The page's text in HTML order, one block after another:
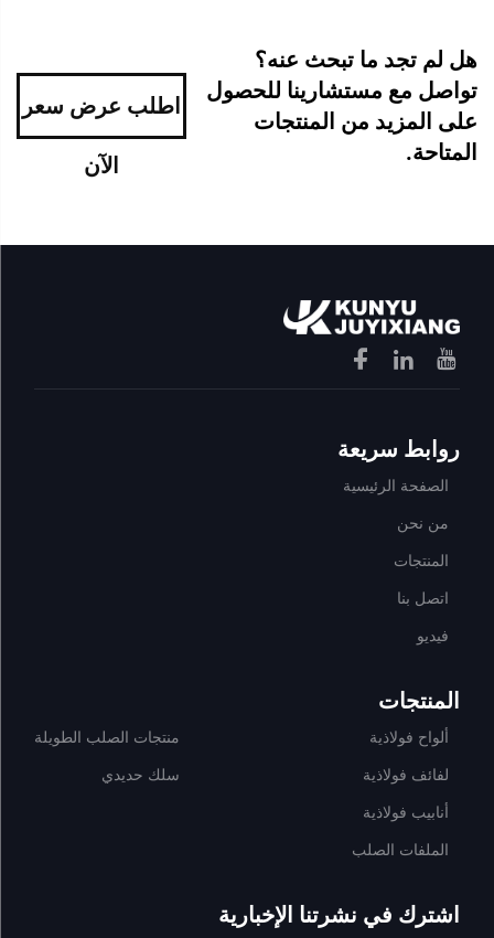
هل لم تجد ما تبحث عنه؟
تواصل مع مستشارينا للحصول
على المزيد من المنتجات
المتاحة.
اطلب عرض سعر
الآن
روابط سريعة
الصفحة الرئيسية
من نحن
المنتجات
اتصل بنا
فيديو
المنتجات
ألواح فولاذية
لفائف فولاذية
أنابيب فولاذية
الملفات الصلب
منتجات الصلب الطويلة
سلك حديدي
اشترك في نشرتنا الإخبارية